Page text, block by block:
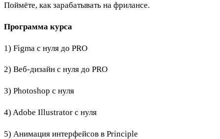
Поймёте, как зарабатывать на фрилансе.
Программа курса
1) Figma с нуля до PRO
2) Веб-дизайн с нуля до PRO
3) Photoshop с нуля
4) Adobe Illustrator с нуля
5) Анимация интерфейсов в Principle